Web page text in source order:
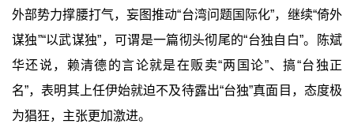
外部势力撑腰打气，妄图推动“台湾问题国际化”，继续“倚外
谋独”“以武谋独”，可谓是一篇彻头彻尾的“台独自白”。陈斌
华还说，赖清德的言论就是在贩卖“两国论”、搞“台独正
名”，表明其上任伊始就迫不及待露出“台独”真面目，态度极
为猖狂，主张更加激进。